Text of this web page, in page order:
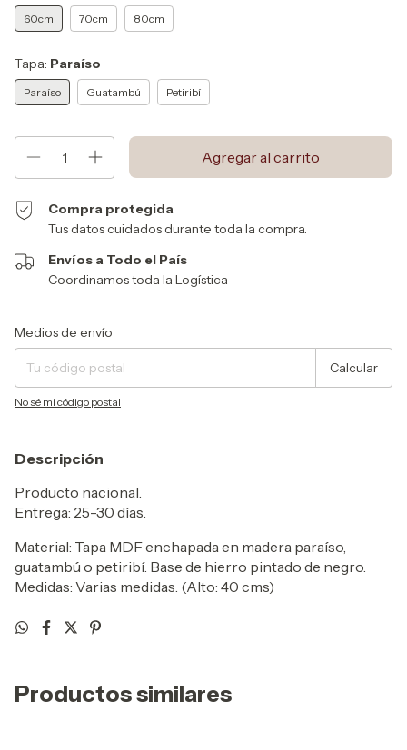
60cm 70cm 80cm
Tapa: Paraíso
Paraíso Guatambú Petiribí
Compra protegida
Tus datos cuidados durante toda la compra.
Envíos a Todo el País
Coordinamos toda la Logística
Entregas para el CP:
Medios de envío
Calcular
No sé mi código postal
Descripción
Producto nacional.
Entrega: 25-30 días.
Material: Tapa MDF enchapada en madera paraíso,
guatambú o petiribí. Base de hierro pintado de negro.
Medidas: Varias medidas. (Alto: 40 cms)
Productos similares